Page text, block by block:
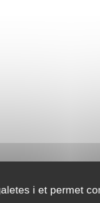
i et permet